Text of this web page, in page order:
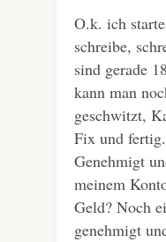
O.k. ich
schreibe,
sind gerade
kann man
geschwitzt,
Fix und
Genehmigt
meinem
Geld? Noch
genehmigt